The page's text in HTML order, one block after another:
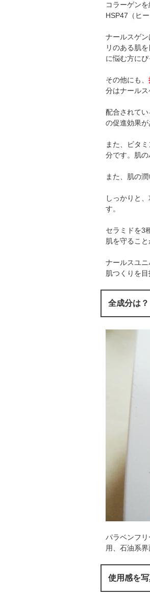
コラーゲン
HSP47（ヒ
ナールスゲ
リのある肌
に悩む方にぴ
その他にも、
分はナールス
配合されて
の促進効果が
また、ビタ
分です。肌の
また、肌の潤
しっかりと
す。
セラミドを3
肌を守るこ
ナールスユ
肌つくりを目
全成分は？
パラベンフ
用、石油系
使用感を